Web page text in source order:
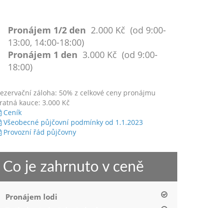
Pronájem 1/2 den 2.000 Kč (od 9:00-
13:00, 14:00-18:00)
Pronájem 1 den 3.000 Kč (od 9:00-
18:00)
záloha: 50% z celkové ceny pronájmu
kauce: 3.000 Kč
Ceník
Všeobecné půjčovní podmínky od 1.1.2023
Provozní řád půjčovny
Co je zahrnuto v ceně
Pronájem lodi